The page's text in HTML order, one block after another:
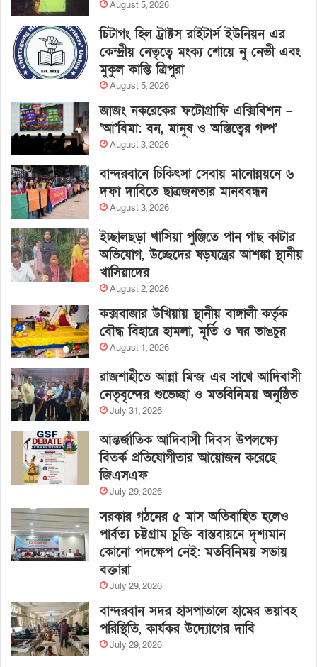
August 5, 2026
চিটাগং হিল ট্রাক্টস রাইটার্স ইউনিয়ন এর
কেন্দ্রীয় নেতৃত্বে মংক্য শোয়ে নু নেভী এবং
মুকুল কান্তি ত্রিপুরা
August 5, 2026
জাজং নকরেকের ফটোগ্রাফি এক্সিবিশন –
‘আ’বিমা: বন, মানুষ ও অস্তিত্বের গল্প’
August 3, 2026
বান্দরবানে চিকিৎসা সেবায় মানোন্নয়নে ৬
দফা দাবিতে ছাত্রজনতার মানববন্ধন
August 3, 2026
ইচ্ছালছড়া খাসিয়া পুঞ্জিতে পান গাছ কাটার
অভিযোগ, উচ্ছেদের ষড়যন্ত্রের আশঙ্কা স্থানীয়
খাসিয়াদের
August 2, 2026
কক্সবাজার উখিয়ায় স্থানীয় বাঙ্গালী কর্তৃক
বৌদ্ধ বিহারে হামলা, মূর্তি ও ঘর ভাঙচুর
August 1, 2026
রাজশাহীতে আন্না মিন্জ এর সাথে আদিবাসী
নেতৃবৃন্দের শুভেচ্ছা ও মতবিনিময় অনুষ্ঠিত
July 31, 2026
আন্তর্জাতিক আদিবাসী দিবস উপলক্ষ্যে
বিতর্ক প্রতিযোগীতার আয়োজন করেছে
জিএসএফ
July 29, 2026
সরকার গঠনের ৫ মাস অতিবাহিত হলেও
পার্বত্য চট্টগ্রাম চুক্তি বাস্তবায়নে দৃশ্যমান
কোনো পদক্ষেপ নেই: মতবিনিময় সভায়
বক্তারা
July 29, 2026
বান্দরবান সদর হাসপাতালে হামের ভয়াবহ
পরিস্থিতি, কার্যকর উদ্যোগের দাবি
July 29, 2026